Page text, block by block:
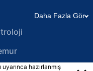
Daha Fazla Gör
hazırlanmış